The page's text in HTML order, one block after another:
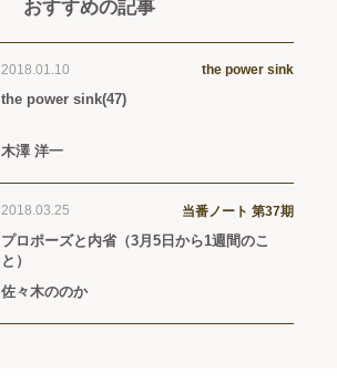
おすすめの記事
2018.01.10 the power sink
the power sink(47)
木澤 洋一
2018.03.25 当番ノート 第37期
プロポーズと内省（3月5日から1週間のこ
と）
佐々木ののか